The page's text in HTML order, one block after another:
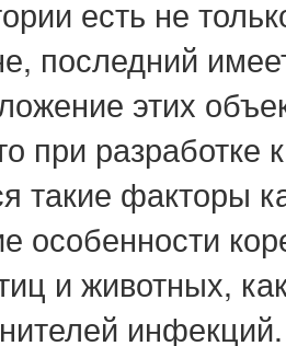
есть не
последний
этих
при разработке
такие факторы
особенности
и животных,